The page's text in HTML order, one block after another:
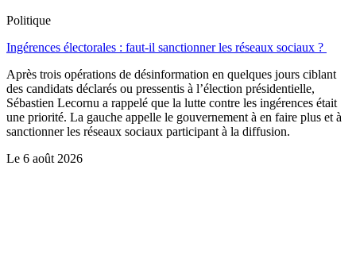
Politique
Ingérences électorales : faut-il sanctionner les réseaux sociaux ?
Après trois opérations de désinformation en quelques jours ciblant
des candidats déclarés ou pressentis à l’élection présidentielle,
Sébastien Lecornu a rappelé que la lutte contre les ingérences était
une priorité. La gauche appelle le gouvernement à en faire plus et à
sanctionner les réseaux sociaux participant à la diffusion.
Le 6 août 2026